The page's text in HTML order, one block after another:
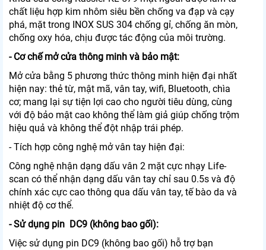
chất liệu hợp kim nhôm siêu bền chống va đạp và cạy
phá, mặt trong INOX SUS 304 chống gỉ, chống ăn mòn,
chống oxy hóa, chịu được tác động của môi trường.
- Cơ chế mở cửa thông minh và bảo mật:
Mở cửa bằng 5 phương thức thông minh hiện đại nhất
hiện nay: thẻ từ, mật mã, vân tay, wifi, Bluetooth, chìa
cơ; mang lại sự tiện lợi cao cho người tiêu dùng, cùng
với độ bảo mật cao không thể làm giả giúp chống trộm
hiệu quả và không thể đột nhập trái phép.
- Tích hợp công nghệ mở vân tay hiện đại:
Công nghệ nhận dạng dấu vân 2 mặt cực nhạy Life-
scan có thể nhận dạng dấu vân tay chỉ sau 0.5s và độ
chính xác cực cao thông qua dấu vân tay, tế bào da và
nhiệt độ cơ thể.
- Sử dụng pin DC9 (không bao gối):
Việc sử dụng pin DC9 (không bao gối) hỗ trợ bạn